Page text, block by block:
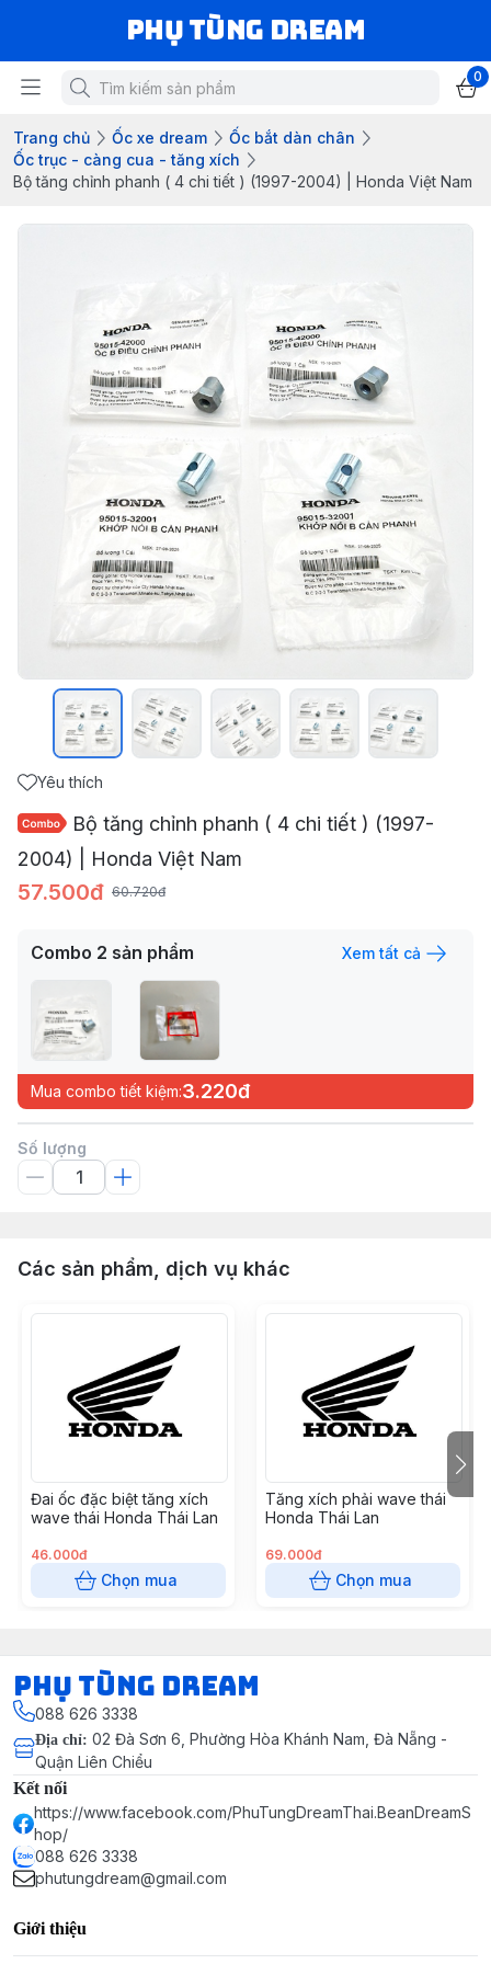
Phụ Tùng Dream
0
Trang chủ Ốc xe dream
Ốc bắt dàn chân
Ốc trục - càng cua - tăng xích
Bộ tăng chỉnh phanh ( 4 chi tiết ) (1997-2004) | Honda Việt Nam
Yêu thích
Bộ tăng chỉnh phanh ( 4 chi tiết ) (1997-
2004) | Honda Việt Nam
57.500đ 60.720đ
Combo 2 sản phẩm Xem tất cả
Mua combo tiết kiệm:3.220đ
Số lượng
Các sản phẩm, dịch vụ khác
Đai ốc đặc biệt tăng xích
wave thái Honda Thái Lan
46.000đ
Chọn mua
Tăng xích phải wave thái
Honda Thái Lan
69.000đ
Chọn mua
Phụ Tùng Dream
088 626 3338
Địa chỉ: 02 Đà Sơn 6, Phường Hòa Khánh Nam, Đà Nẵng -
Quận Liên Chiểu
Kết nối
https://www.facebook.com/PhuTungDreamThai.BeanDreamS
hop/
088 626 3338
phutungdream@gmail.com
Giới thiệu